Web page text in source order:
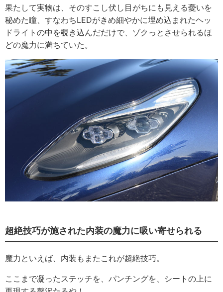
果たして実物は、そのすこし伏し目がちにも見える憂いを
秘めた瞳、すなわちLEDがきめ細やかに埋め込まれたヘッ
ドライトの中を覗き込んだだけで、ゾクっとさせられるほ
どの魔力に満ちていた。
超絶技巧が施された内装の魔力に吸い寄せられる
魔力といえば、内装もまたこれが超絶技巧。
ここまで凝ったステッチを、パンチングを、シートの上に